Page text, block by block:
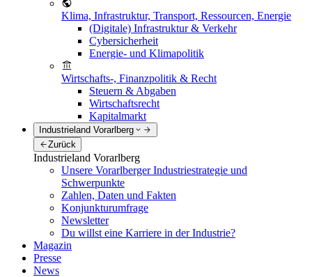
Klima, Infrastruktur, Transport, Ressourcen, Energie
(Digitale) Infrastruktur & Verkehr
Cybersicherheit
Energie- und Klimapolitik
Wirtschafts-, Finanzpolitik & Recht
Steuern & Abgaben
Wirtschaftsrecht
Kapitalmarkt
Industrieland Vorarlberg
Zurück
Industrieland Vorarlberg
Unsere Vorarlberger Industriestrategie und
Schwerpunkte
Zahlen, Daten und Fakten
Konjunkturumfrage
Newsletter
Du willst eine Karriere in der Industrie?
Magazin
Presse
News